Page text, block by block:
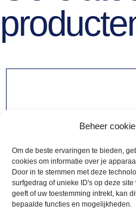
Beheer
Om de beste ervaringen te bieden,
cookies om informatie over je
Door in te stemmen met deze
surfgedrag of unieke ID's op deze
geeft of uw toestemming intrekt, kan
bepaalde functies en mogelijkheden.